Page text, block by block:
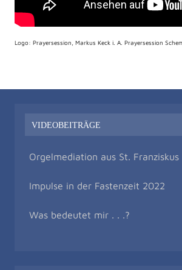
Logo: Prayersession, Markus Keck i. A. Prayersession
VIDEOBEITRÄGE
Orgelmediation aus St. Franziskus
Impulse in der Fastenzeit 2022
Was bedeutet mir . . .?